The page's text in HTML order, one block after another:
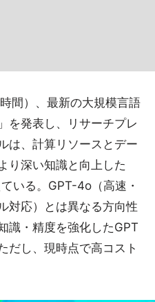
間）、最新の大規模言語
を発表し、リサーチプレ
は、計算リソースとデー
り深い知識と向上した
いる。GPT-4o（高速・
対応）とは異なる方向性
識・精度を強化したGPT
だし、現時点で高コスト